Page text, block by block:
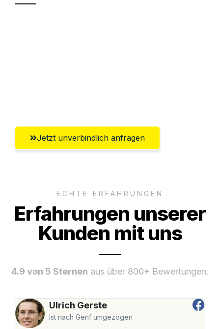
Jetzt unverbindlich anfragen
ECHTE ERFAHRUNGEN
Erfahrungen unserer
Kunden mit uns
4.9 von 5 Sternen aus über 800+ Bewertungen.
Ulrich Gerste
ist nach Genf umgezogen